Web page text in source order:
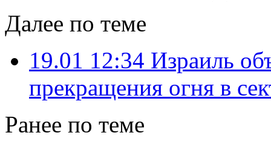
Далее по теме
19.01 12:34 Израиль
прекращения огня в
Ранее по теме